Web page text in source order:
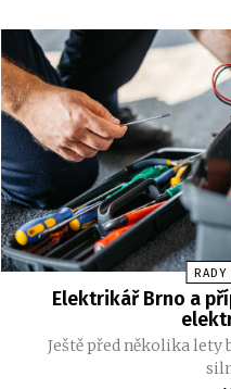
RADY
Elektrikář Brno a
Ještě před několika